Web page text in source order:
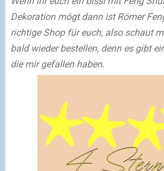
Dekoration mögt dann ist Römer
richtige Shop für euch, also schaut
bald wieder bestellen, denn es gibt
die mir gefallen haben.